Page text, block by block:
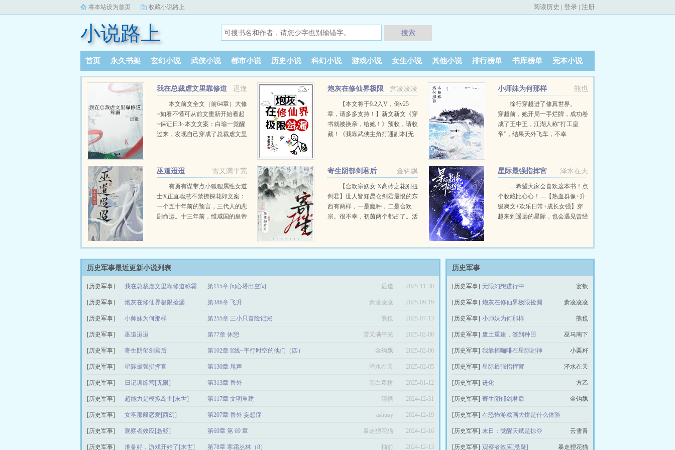
将本站设为首页 收藏小说路上 阅读历史 | 登录 | 注册
小说路上 搜索
首页 永久书架 玄幻小说 武侠小说 都市小说 历史小说 科幻小说 游戏小说 女生小说 其他小说 排行榜单 书库榜单 完本小说
阅读记录
迟逢
我在总裁虐文里靠修道
称霸本文前文全文（前64章）大修
~如看不懂可从前文重新开始看起
~保证日3~本文文案：白瑜一觉醒
过来，发现自己穿成了总裁虐文里
流落在外孤苦无依就不说了，回来
了还要被那个狗总裁挖心挖肝的
虐，就连大结局都是得了癌症凄惨
而死。 面对剧情，白瑜：
······我可去你的吧！ 她堂堂
萧凌凌凌
炮灰在修仙界极限
【本文将于9.2入V，倒v25
章，请多多支持！】新文新文《穿
书就被换亲，给她！》预收，请收
藏！《我靠武侠主角打通副本[无
穿]》《带着房子穿了,可我黑户啊
[快穿]》已完结！ 许茴是个炮灰，
一家人用生命衬托女主的好运和高
贵。 穿越后，炮灰体质依旧顽
固，好不容易找到的躯体也能被穿
熊也
小师妹为何那样
徐行穿越进了修真世界。
穿越前，她开局一手烂牌，成功卷
成了王中王，江湖人称“打工皇
帝”，结果天外飞车，不幸
宗中最讨人嫌的那个小师妹。
徐行：…… 她真的已经精疲力
尽，斗不动了.jpg 所以，她决
定要低调。她决定要躺平。她不会
引起任何人的注意，从此过着混吃
雪又满平芜
巫道迢迢
有勇有谋带点小狐狸属性女道
士X正直聪慧不禁撩探花郎文案：
一个五十年前的预言，三代人的悲
剧命运。十三年前，维咸国的皇帝
巫师企图篡位。皇帝本就忌惮楚国
师下狱，楚国公之子成为禁巫令之
下被残害第一人。十三年后，京城
一官员的离奇死亡让这件尘封的往
相也渐渐揭开，而这得益于两个似
乎与此案毫不…
金钩飘
寄生阴郁剑君后
【合欢宗妖女 X高岭之花别扭
剑君】世人皆知昆仑剑君最恨的东
西有两样，一是魔种，二是合欢
宗。很不幸，初茵两个都占了。活
后，她又成了寄生于他的魔种，成
水性杨花。故而杀她之时，不曾手
软。面对她的哀求，他冷漠
该缠上我。”这样的魔，即便死
了，那也是造福苍生。发…
泽水在天
星际最强指挥官
—希望大家会喜欢这本书！点
个收藏比心心！—【热血群像+升
级爽文+欢乐日常+成长女强】穿
越来到遥远的星际，也会遇见曾经
能力。”—本文文案—围棋九段棋
女。不仅无父无母，还无名无姓。
苏水看着录取通知书上名字那栏的
孩子不配拥有姓名？捡了几天破烂
后，意外发…
历史军事最近更新小说列表
[历史军事] 我在总裁虐文里靠修道称霸 第115章 问心塔出空间 迟逢 2025-11-30
[历史军事] 炮灰在修仙界极限捡漏 第386章 飞升 萧凌凌凌 2025-09-19
[历史军事] 小师妹为何那样 第255章 三小只冒险记完 熊也 2025-07-13
[历史军事] 巫道迢迢 第77章 休憩 雪又满平芜 2025-02-08
[历史军事] 寄生阴郁剑君后 第102章 If线~平行时空的他们（四） 金钩飘 2025-02-06
[历史军事] 星际最强指挥官 第130章 尾声 泽水在天 2025-02-05
[历史军事] 日记训练营[无限] 第313章 番外 黑白双拼 2025-01-12
[历史军事] 超能力是模拟岛主[末世] 第117章 文明重建 清供 2024-12-31
[历史军事] 女巫那般恋爱[西幻] 第207章 番外 妄想症 ashtray 2024-12-19
[历史军事] 观察者效应[悬疑] 第69章 第 69 章 暴走狸花猫 2024-12-16
[历史军事] 准备好，游戏开始了[末世] 第78章 寒霜丛林（8） 柚前 2024-12-13
历史军事
[历史军事] 无限幻想进行中 宴钦
[历史军事] 炮灰在修仙界极限捡漏 萧凌凌凌
[历史军事] 小师妹为何那样 熊也
[历史军事] 废土重建，签到种田 巫马南下
[历史军事] 我靠摇咖啡在星际封神 小栗籽
[历史军事] 星际最强指挥官 泽水在天
[历史军事] 进化 方乙
[历史军事] 寄生阴郁剑君后 金钩飘
[历史军事] 在恐怖游戏画大饼是什么体验
打破碗草草
[历史军事] 末日：觉醒天赋是掠夺 云雪青
[历史军事] 观察者效应[悬疑] 暴走狸花猫